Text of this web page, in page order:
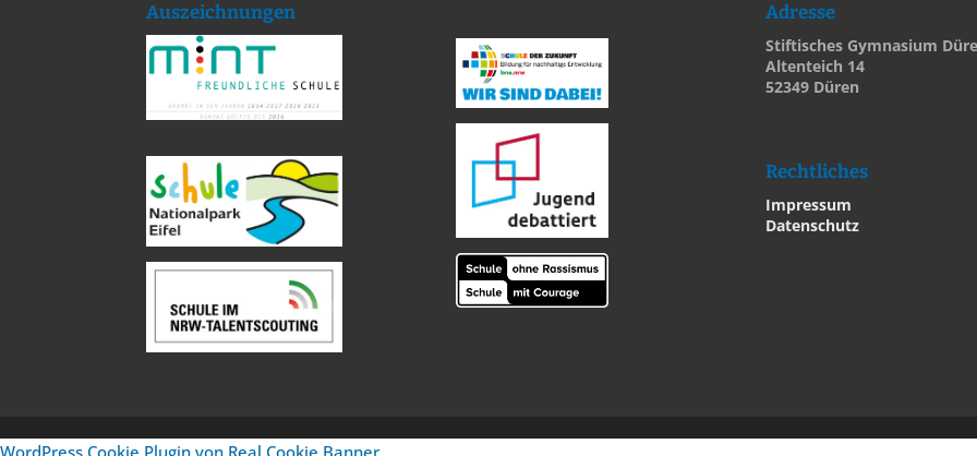
Auszeichnungen Adresse
Stiftisches Gymnasium
Altenteich 14
52349 Düren
Rechtliches
Impressum
Datenschutz
WordPress Cookie Plugin von Real Cookie Banner